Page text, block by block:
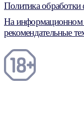
Политика обработки
На информационном
рекомендательные